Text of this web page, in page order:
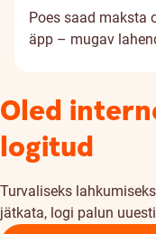
Poes saad maksta
äpp – mugav
Oled
logitud
Turvaliseks
jätkata, logi palun